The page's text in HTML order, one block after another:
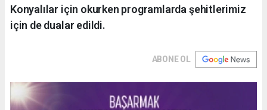
Konyalılar için okurken programlarda şehitlerimiz
için de dualar edildi.
ABONE OL